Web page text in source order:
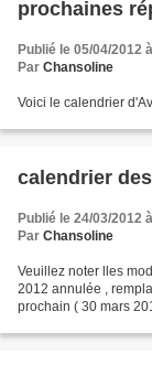
prochaines
Publié le 05/04/2012
Par Chansoline
Voici le calendrier
calendrier
Publié le 24/03/2012
Par Chansoline
Veuillez noter lles
2012 annulée ,
prochain ( 30 mars